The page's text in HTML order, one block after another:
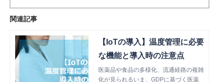
関連記事
【IoTの導入】温度管理に必要
な機能と導入時の注意点
医薬品や食品の多様化、流通経路の複雑
化が見られるいま、GDPに基づく医薬